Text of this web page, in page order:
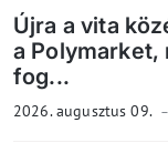
Újra a vita
a Polymarket,
fog...
2026. augusztus 09.